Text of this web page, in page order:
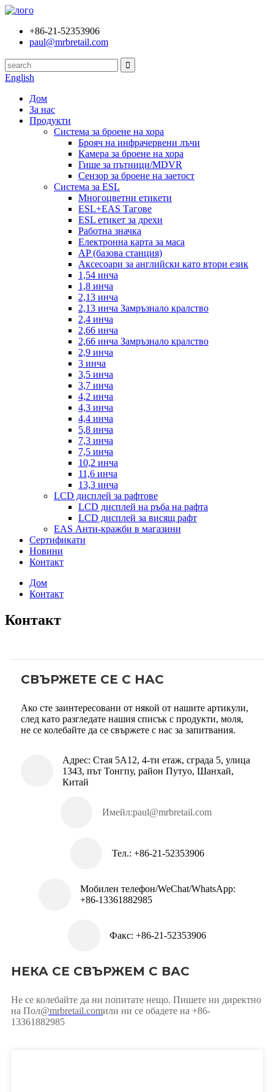
+86-21-52353906
paul@mrbretail.com
English
Дом
За нас
Продукти
Система за броене на хора
Брояч на инфрачервени лъчи
Камера за броене на хора
Гише за пътници/MDVR
Сензор за броене на заетост
Система за ESL
Многоцветни етикети
ESL+EAS Тагове
ESL етикет за дрехи
Работна значка
Електронна карта за маса
AP (базова станция)
Аксесоари за английски като втори език
1,54 инча
1,8 инча
2,13 инча
2,13 инча Замръзнало кралство
2,4 инча
2,66 инча
2,66 инча Замръзнало кралство
2,9 инча
3 инча
3,5 инча
3,7 инча
4,2 инча
4,3 инча
4,4 инча
5,8 инча
7,3 инча
7,5 инча
10,2 инча
11,6 инча
13,3 инча
LCD дисплей за рафтове
LCD дисплей на ръба на рафта
LCD дисплей за висящ рафт
EAS Анти-кражби в магазини
Сертификати
Новини
Контакт
Дом
Контакт
Контакт
СВЪРЖЕТЕ СЕ С НАС
Ако сте заинтересовани от някой от нашите артикули,
след като разгледате нашия списък с продукти, моля,
не се колебайте да се свържете с нас за запитвания.
Адрес: Стая 5A12, 4-ти етаж, сграда 5, улица
1343, път Тонгпу, район Путуо, Шанхай,
Китай
Имейл:paul@mrbretail.com
Тел.: +86-21-52353906
Мобилен телефон/WeChat/WhatsApp:
+86-13361882985
Факс: +86-21-52353906
НЕКА СЕ СВЪРЖЕМ С ВАС
Не се колебайте да ни попитате нещо. Пишете ни директно
на Пол@mrbretail.comили ни се обадете на +86-
13361882985